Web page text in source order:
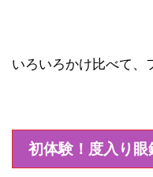
いろいろかけ比べて、
初体験！度入り眼